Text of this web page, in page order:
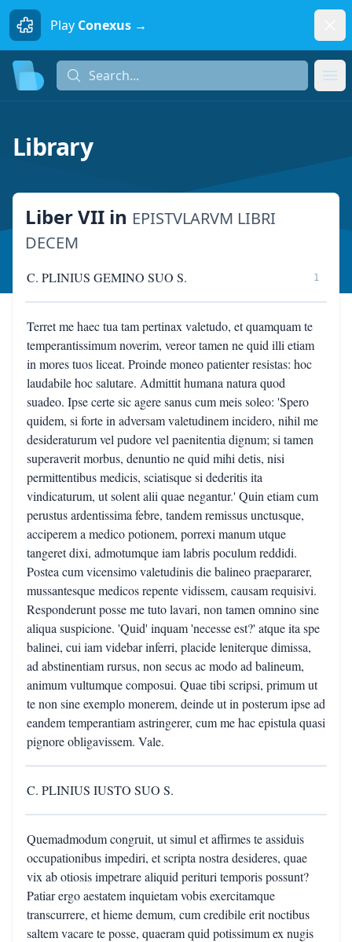
Play Conexus →
Search...
Library
Liber VII in EPISTVLARVM LIBRI
DECEM
C. PLINIUS GEMINO SUO S. 1
Terret me haec tua tam pertinax valetudo, et quamquam te
temperantissimum noverim, vereor tamen ne quid illi etiam
in mores tuos liceat. Proinde moneo patienter resistas: hoc
laudabile hoc salutare. Admittit humana natura quod
suadeo. Ipse certe sic agere sanus cum meis soleo: 'Spero
quidem, si forte in adversam valetudinem incidero, nihil me
desideraturum vel pudore vel paenitentia dignum; si tamen
superaverit morbus, denuntio ne quid mihi detis, nisi
permittentibus medicis, sciatisque si dederitis ita
vindicaturum, ut solent alii quae negantur.' Quin etiam cum
perustus ardentissima febre, tandem remissus unctusque,
acciperem a medico potionem, porrexi manum utque
tangeret dixi, admotumque iam labris poculum reddidi.
Postea cum vicensimo valetudinis die balineo praepararer,
mussantesque medicos repente vidissem, causam requisivi.
Responderunt posse me tuto lavari, non tamen omnino sine
aliqua suspicione. 'Quid' inquam 'necesse est?' atque ita spe
balinei, cui iam videbar inferri, placide leniterque dimissa,
ad abstinentiam rursus, non secus ac modo ad balineum,
animum vultumque composui. Quae tibi scripsi, primum ut
te non sine exemplo monerem, deinde ut in posterum ipse ad
eandem temperantiam astringerer, cum me hac epistula quasi
pignore obligavissem. Vale.
C. PLINIUS IUSTO SUO S.
Quemadmodum congruit, ut simul et affirmes te assiduis
occupationibus impediri, et scripta nostra desideres, quae
vix ab otiosis impetrare aliquid perituri temporis possunt?
Patiar ergo aestatem inquietam vobis exercitamque
transcurrere, et hieme demum, cum credibile erit noctibus
saltem vacare te posse, quaeram quid potissimum ex nugis